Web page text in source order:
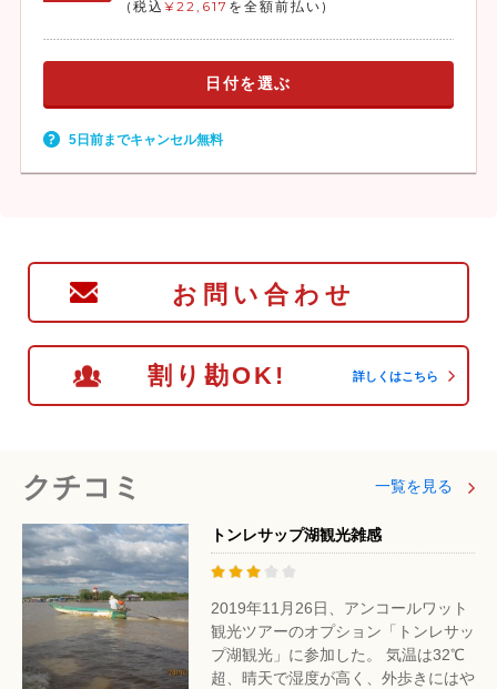
(税込 ¥22,617 を全額前払い)
日付を選ぶ
5日前までキャンセル無料
お問い合わせ
割り勘OK! 詳しくはこちら
クチコミ 一覧を見る
トンレサップ湖観光雑感
2019年11月26日、アンコールワット
観光ツアーのオプション「トンレサッ
プ湖観光」に参加した。 気温は32℃
超、晴天で湿度が高く、外歩きにはや